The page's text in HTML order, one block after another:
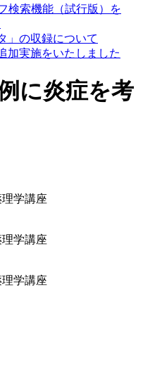
検索機能（試行版）を
」の収録について
加実施をいたしました
に炎症を考
学講座
学講座
学講座